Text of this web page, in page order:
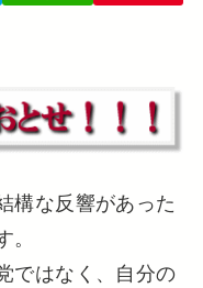
構な反響があった
ではなく、自分の